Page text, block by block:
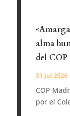
alma
del
31 Jul 2026
COP
por el